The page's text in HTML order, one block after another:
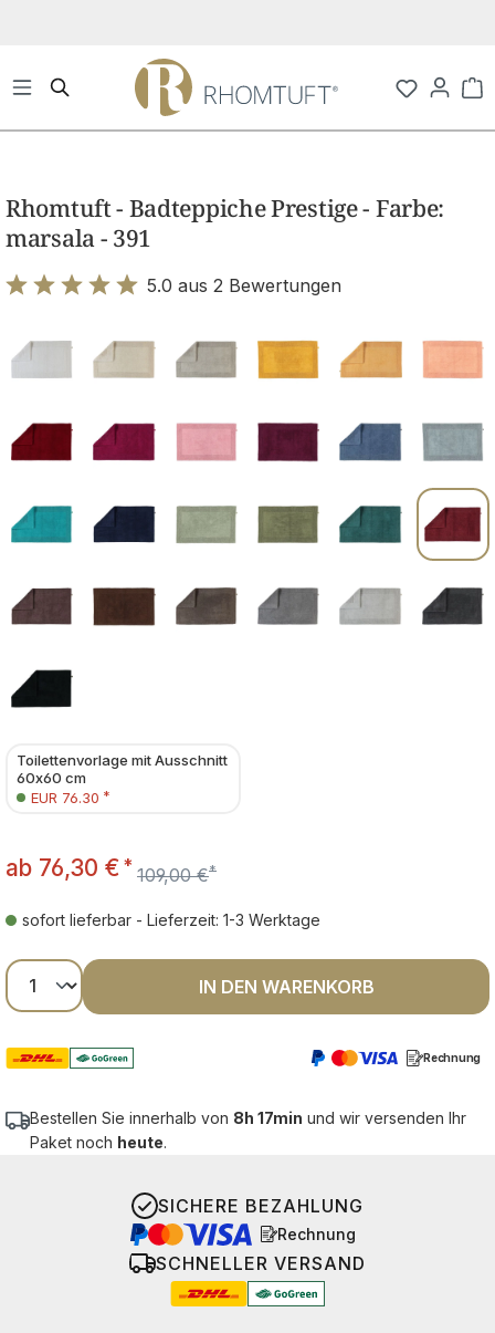
Rhomtuft - Badteppiche Prestige - Farbe:
marsala - 391
5.0 aus 2 Bewertungen
Toilettenvorlage mit Ausschnitt
60x60 cm
EUR 76.30 *
ab 76,30 € * 109,00 €*
sofort lieferbar - Lieferzeit: 1-3 Werktage
Produkt Anzahl: Gib den gewünschten
IN DEN WARENKORB
Rechnung
Bestellen Sie innerhalb von 8h 17min und wir versenden Ihr
Paket noch heute.
SICHERE BEZAHLUNG
Rechnung
SCHNELLER VERSAND